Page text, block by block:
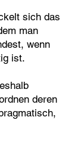
sich das
man
wenn
ist.
deren